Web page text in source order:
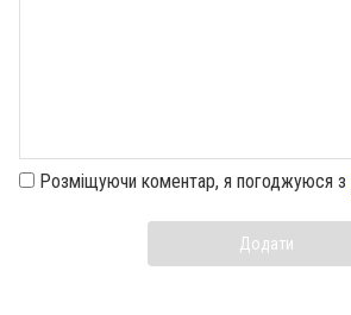
Розміщуючи коментар, я погоджуюся з
Додати